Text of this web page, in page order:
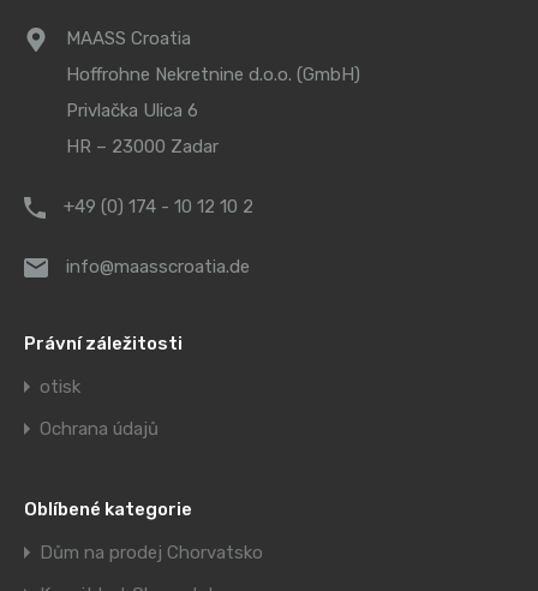
MAASS Croatia
Hoffrohne Nekretnine d.o.o. (GmbH)
Privlačka Ulica 6
HR – 23000 Zadar
+49 (0) 174 - 10 12 10 2
info@maasscroatia.de
Právní záležitosti
otisk
Ochrana údajů
Oblíbené kategorie
Dům na prodej Chorvatsko